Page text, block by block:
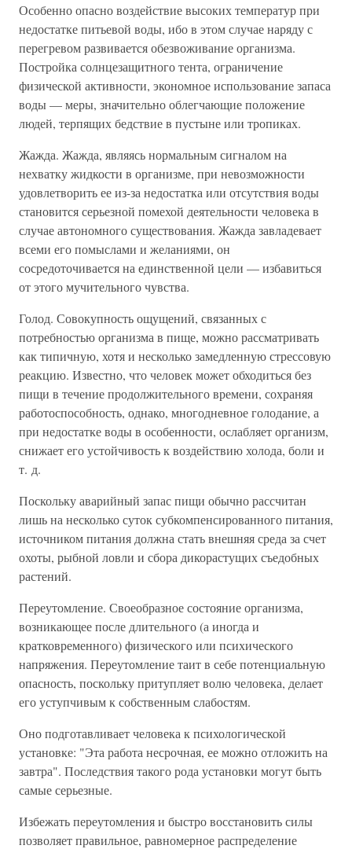
Особенно опасно воздействие высоких температур при
недостатке питьевой воды, ибо в этом случае наряду с
перегревом развивается обезвоживание организма.
Постройка солнцезащитного тента, ограничение
физической активности, экономное использование запаса
воды — меры, значительно облегчающие положение
людей, терпящих бедствие в пустыне или тропиках.
Жажда. Жажда, являясь нормальным сигналом на
нехватку жидкости в организме, при невозможности
удовлетворить ее из-за недостатка или отсутствия воды
становится серьезной помехой деятельности человека в
случае автономного существования. Жажда завладевает
всеми его помыслами и желаниями, он
сосредоточивается на единственной цели — избавиться
от этого мучительного чувства.
Голод. Совокупность ощущений, связанных с
потребностью организма в пище, можно рассматривать
как типичную, хотя и несколько замедленную стрессовую
реакцию. Известно, что человек может обходиться без
пищи в течение продолжительного времени, сохраняя
работоспособность, однако, многодневное голодание, а
при недостатке воды в особенности, ослабляет организм,
снижает его устойчивость к воздействию холода, боли и
т. д.
Поскольку аварийный запас пищи обычно рассчитан
лишь на несколько суток субкомпенсированного питания,
источником питания должна стать внешняя среда за счет
охоты, рыбной ловли и сбора дикорастущих съедобных
растений.
Переутомление. Своеобразное состояние организма,
возникающее после длительного (а иногда и
кратковременного) физического или психического
напряжения. Переутомление таит в себе потенциальную
опасность, поскольку притупляет волю человека, делает
его уступчивым к собственным слабостям.
Оно подготавливает человека к психологической
установке: "Эта работа несрочная, ее можно отложить на
завтра". Последствия такого рода установки могут быть
самые серьезные.
Избежать переутомления и быстро восстановить силы
позволяет правильное, равномерное распределение